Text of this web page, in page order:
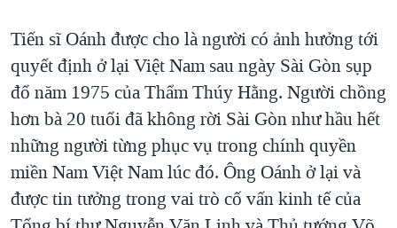
Tiến sĩ Oánh được cho là người có ảnh hưởng tới
quyết định ở lại Việt Nam sau ngày Sài Gòn sụp
đổ năm 1975 của Thẩm Thúy Hằng. Người chồng
hơn bà 20 tuổi đã không rời Sài Gòn như hầu hết
những người từng phục vụ trong chính quyền
miền Nam Việt Nam lúc đó. Ông Oánh ở lại và
được tin tưởng trong vai trò cố vấn kinh tế của